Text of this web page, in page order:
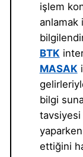
işlem
anlamak
BTK
MASAK
bilgi
ettiğini